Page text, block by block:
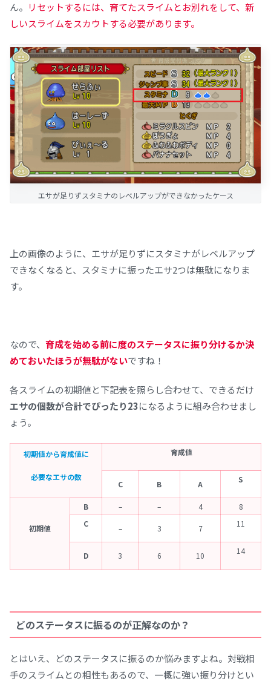
ん。 リセットするには、育てたスライムとお別れをして、新
しいスライムをスカウトする必要があります。
エサが足りずスタミナのレベルアップができなかったケース
上の画像のように、エサが足りずにスタミナがレベルアップ
できなくなると、スタミナに振ったエサ2つは無駄になりま
す。
なので、 育成を始める前に度のステータスに振り分けるか決
めておいたほうが無駄がないですね！
各スライムの初期値と下記表を照らし合わせて、できるだけ
エサの個数が合計でぴったり23になるように組み合わせまし
ょう。
初期値から育成値に
必要なエサの数
育成値
C B A S
初期値
B – – 4
8
C
– 3 7 11
D 3 6 10 14
どのステータスに振るのが正解なのか？
とはいえ、どのステータスに振るのか悩みますよね。対戦相
手のスライムとの相性もあるので、一概に強い振り分けとい